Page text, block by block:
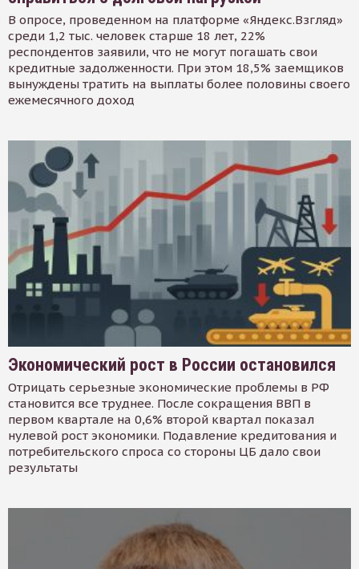
В опросе, проведенном на платформе «Яндекс.Взгляд»
среди 1,2 тыс. человек старше 18 лет, 22%
респондентов заявили, что не могут погашать свои
кредитные задолженности. При этом 18,5% заемщиков
вынуждены тратить на выплаты более половины своего
ежемесячного доход
Экономический рост в России остановился
Отрицать серьезные экономические проблемы в РФ
становится все труднее. После сокращения ВВП в
первом квартале на 0,6% второй квартал показал
нулевой рост экономики. Подавление кредитования и
потребительского спроса со стороны ЦБ дало свои
результаты